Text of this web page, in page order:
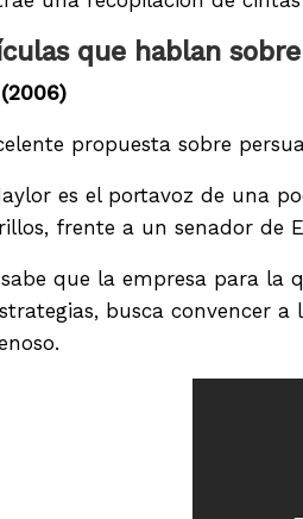
que hablan
propuesta sobre
es el portavoz de una
frente a un senador de
que la empresa para la
busca convencer